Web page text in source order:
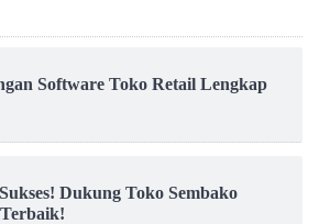
Software Toko Retail Lengkap
Dukung Toko Sembako